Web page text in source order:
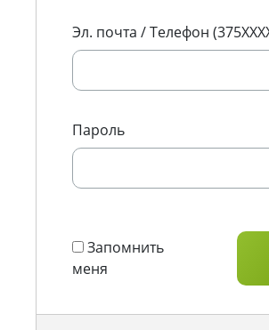
Эл. почта / Телефон
Пароль
Запомнить
меня